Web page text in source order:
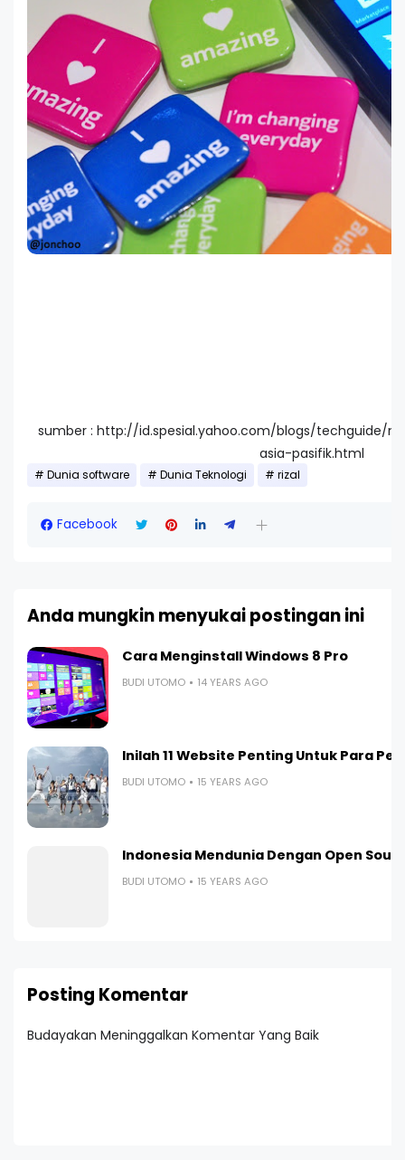
sumber : http://id.spesial.yahoo.com/blogs/techguide/
asia-pasifik.html
Dunia software Dunia Teknologi rizal
Facebook
Anda mungkin menyukai postingan ini
Cara Menginstall Windows 8 Pro
BUDI UTOMO 14 YEARS AGO
Inilah 11 Website Penting Untuk Para
BUDI UTOMO 15 YEARS AGO
Indonesia Mendunia Dengan Open
BUDI UTOMO 15 YEARS AGO
Posting Komentar
Budayakan Meninggalkan Komentar Yang Baik